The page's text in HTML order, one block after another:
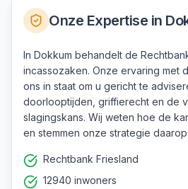
Onze Expertise in
In Dokkum behandelt de
incassozaken. Onze ervaring met
ons in staat om u gericht te
doorlooptijden, griffierecht en de
slagingskans. Wij weten hoe de
en stemmen onze strategie daarop
Rechtbank Friesland
12940 inwoners